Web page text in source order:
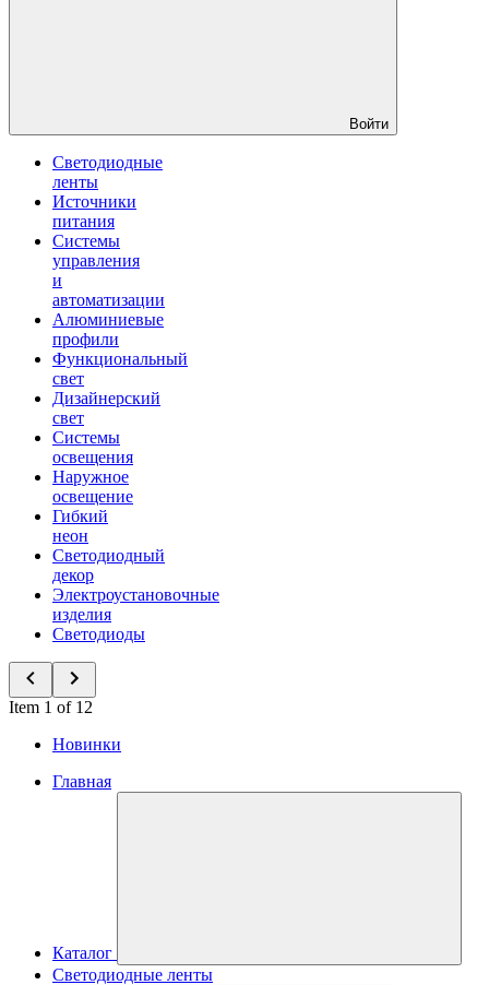
Войти
Светодиодные
ленты
Источники
питания
Системы
управления
и
автоматизации
Алюминиевые
профили
Функциональный
свет
Дизайнерский
свет
Системы
освещения
Наружное
освещение
Гибкий
неон
Светодиодный
декор
Электроустановочные
изделия
Светодиоды
Item 1 of 12
Новинки
Главная
Каталог
Светодиодные ленты